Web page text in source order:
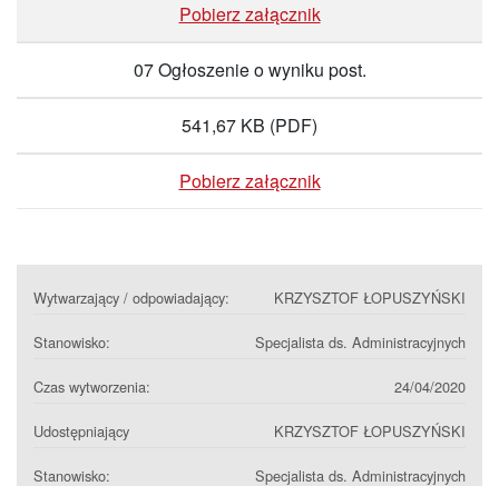
Pobierz załącznik
07 Ogłoszenie o wyniku post.
541,67 KB (PDF)
Pobierz załącznik
Wytwarzający / odpowiadający: KRZYSZTOF ŁOPUSZYŃSKI
Stanowisko: Specjalista ds. Administracyjnych
Czas wytworzenia: 24/04/2020
Udostępniający KRZYSZTOF ŁOPUSZYŃSKI
Stanowisko: Specjalista ds. Administracyjnych